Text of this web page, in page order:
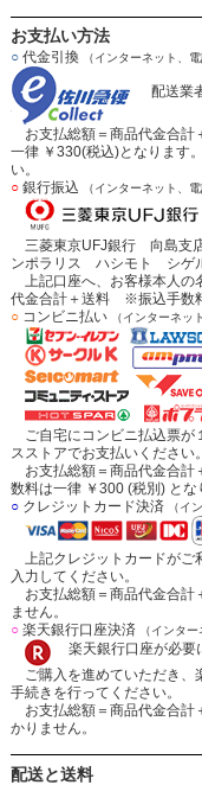
お支払い方法
○代金引換 （インターネット、電
配送業
お支払総額＝商品代金合計
一律 ￥330(税込)となります
い。
○銀行振込 （インターネット、電
三菱東京UFJ銀行 向島支
ンポラリス ハシモト シゲ
上記口座へ、お客様本人の
代金合計＋送料 ※振込手数
○コンビニ払い （インターネッ
ご自宅にコンビニ払込票が
スストアでお支払いください。
お支払総額＝商品代金合
数料は一律 ￥300 (税別) とな
○クレジットカード決済 （イ
上記クレジットカードがご
入力してください。
お支払総額＝商品代金合
ません。
○楽天銀行口座決済 （インター
楽天銀行口座が必要
ご購入を進めていただき、
手続きを行ってください。
お支払総額＝商品代金合
かりません。
配送と送料